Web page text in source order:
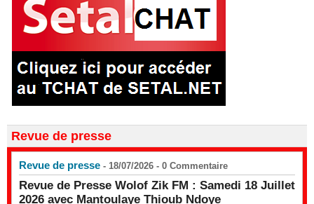
Revue de presse
Revue de presse - 18/07/2026 - 0 Commentaire
Revue de Presse Wolof Zik FM : Samedi 18 Juillet
2026 avec Mantoulaye Thioub Ndoye